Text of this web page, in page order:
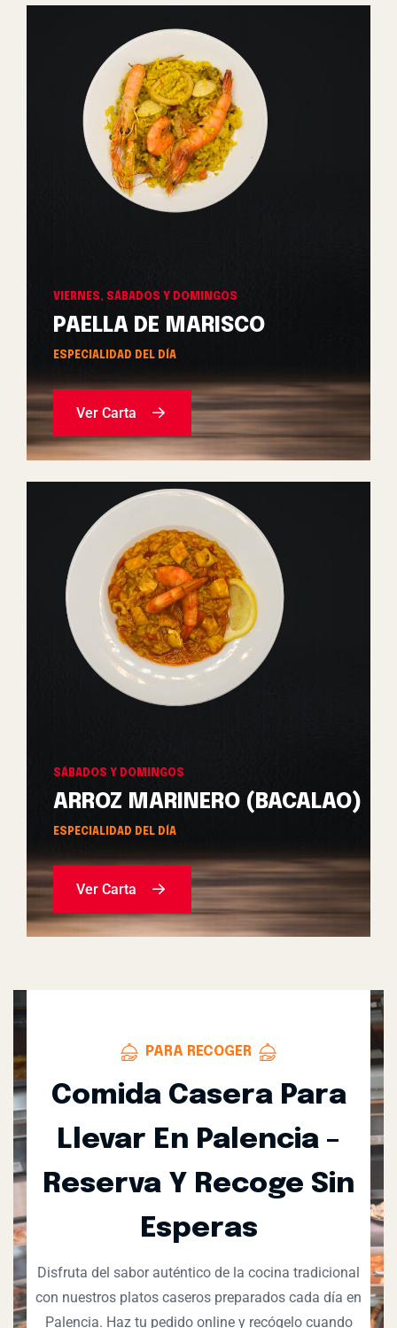
VIERNES, SÁBADOS Y DOMINGOS
PAELLA DE MARISCO
ESPECIALIDAD DEL DÍA
Ver Carta
SÁBADOS Y DOMINGOS
ARROZ MARINERO (BACALAO)
ESPECIALIDAD DEL DÍA
Ver Carta
PARA RECOGER
Comida Casera Para
Llevar En Palencia –
Reserva Y Recoge Sin
Esperas
Disfruta del sabor auténtico de la cocina tradicional
con nuestros platos caseros preparados cada día en
Palencia. Haz tu pedido online y recógelo cuando